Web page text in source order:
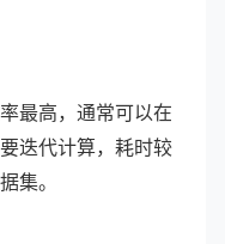
最高，通常可以在
迭代计算，耗时较
集。